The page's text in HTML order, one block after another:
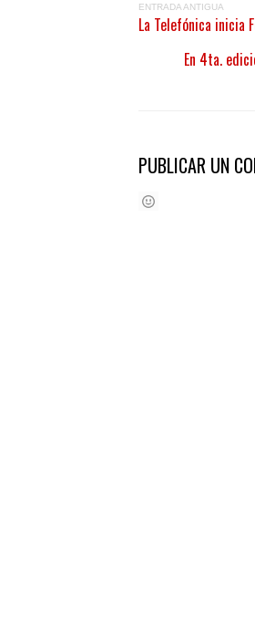
ENTRADA ANTIGUA
La Telefónica inicia
En 4ta.
PUBLICAR UN